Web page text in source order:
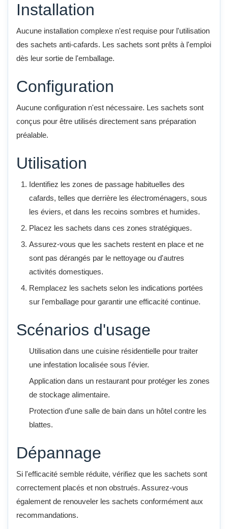
Installation
Aucune installation complexe n'est requise pour l'utilisation
des sachets anti-cafards. Les sachets sont prêts à l'emploi
dès leur sortie de l'emballage.
Configuration
Aucune configuration n'est nécessaire. Les sachets sont
conçus pour être utilisés directement sans préparation
préalable.
Utilisation
Identifiez les zones de passage habituelles des
cafards, telles que derrière les électroménagers, sous
les éviers, et dans les recoins sombres et humides.
Placez les sachets dans ces zones stratégiques.
Assurez-vous que les sachets restent en place et ne
sont pas dérangés par le nettoyage ou d'autres
activités domestiques.
Remplacez les sachets selon les indications portées
sur l'emballage pour garantir une efficacité continue.
Scénarios d'usage
Utilisation dans une cuisine résidentielle pour traiter
une infestation localisée sous l'évier.
Application dans un restaurant pour protéger les zones
de stockage alimentaire.
Protection d'une salle de bain dans un hôtel contre les
blattes.
Dépannage
Si l'efficacité semble réduite, vérifiez que les sachets sont
correctement placés et non obstrués. Assurez-vous
également de renouveler les sachets conformément aux
recommandations.